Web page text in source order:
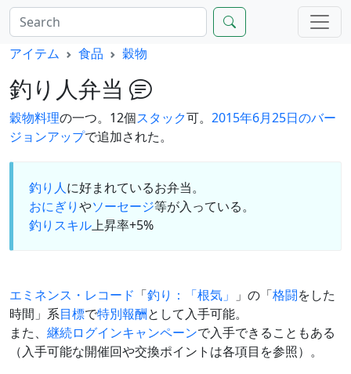
アイテム 食品 穀物
釣り人弁当
穀物料理の一つ。12個スタック可。 2015年6月25日のバー
ジョンアップで追加された。
釣り人に好まれているお弁当。
おにぎりやソーセージ等が入っている。
釣りスキル上昇率+5%
エミネンス・レコード 「釣り：「根気」 」の「格闘をした
時間」系目標で特別報酬として入手可能。
また、 継続ログインキャンペーンで入手できることもある
（入手可能な開催回や交換ポイントは各項目を参照）。